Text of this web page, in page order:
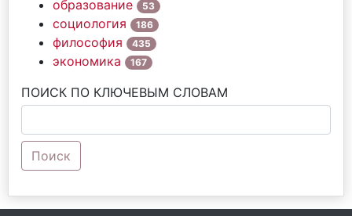
образование 53
социология 186
философия 435
экономика 167
ПОИСК ПО КЛЮЧЕВЫМ СЛОВАМ
Поиск